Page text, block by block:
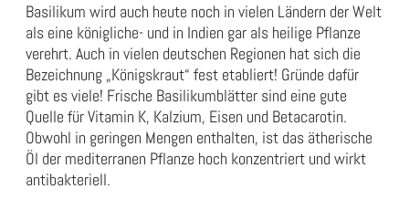
Basilikum wird auch heute noch in vielen Ländern der Welt
als eine königliche- und in Indien gar als heilige Pflanze
verehrt. Auch in vielen deutschen Regionen hat sich die
Bezeichnung „Königskraut“ fest etabliert! Gründe dafür
gibt es viele! Frische Basilikumblätter sind eine gute
Quelle für Vitamin K, Kalzium, Eisen und Betacarotin.
Obwohl in geringen Mengen enthalten, ist das ätherische
Öl der mediterranen Pflanze hoch konzentriert und wirkt
antibakteriell.